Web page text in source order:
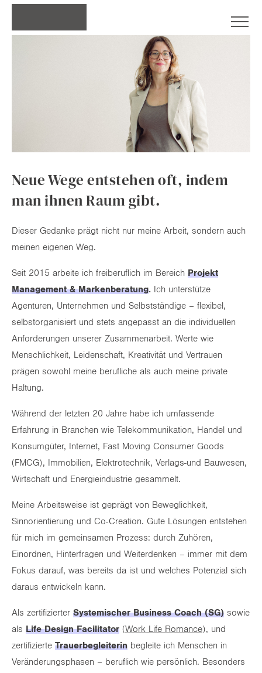
ANGEBOT
REFERENZEN
NETZWERK
ÜBER MICH
Neue Wege entstehen oft, indem
man ihnen Raum gibt.
Dieser Gedanke prägt nicht nur meine Arbeit, sondern auch
meinen eigenen Weg.
Seit 2015 arbeite ich freiberuflich im Bereich Projekt
Management & Markenberatung. Ich unterstütze
Agenturen, Unternehmen und Selbstständige – flexibel,
selbstorganisiert und stets angepasst an die individuellen
Anforderungen unserer Zusammenarbeit. Werte wie
Menschlichkeit, Leidenschaft, Kreativität und Vertrauen
prägen sowohl meine berufliche als auch meine private
Haltung.
Während der letzten 20 Jahre habe ich umfassende
Erfahrung in Branchen wie Telekommunikation, Handel und
Konsumgüter, Internet, Fast Moving Consumer Goods
(FMCG), Immobilien, Elektrotechnik, Verlags-und Bauwesen,
Wirtschaft und Energieindustrie gesammelt.
Meine Arbeitsweise ist geprägt von Beweglichkeit,
Sinnorientierung und Co-Creation. Gute Lösungen entstehen
für mich im gemeinsamen Prozess: durch Zuhören,
Einordnen, Hinterfragen und Weiterdenken – immer mit dem
Fokus darauf, was bereits da ist und welches Potenzial sich
daraus entwickeln kann.
Als zertifizierter Systemischer Business Coach (SG) sowie
als Life Design Facilitator (Work Life Romance), und
zertifizierte Trauerbegleiterin begleite ich Menschen in
Veränderungsphasen – beruflich wie persönlich. Besonders